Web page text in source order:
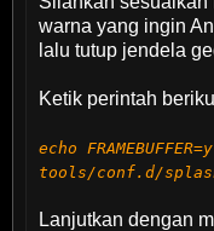
warna yang ingin
lalu tutup jendela
Ketik perintah
echo
tools/conf.d/
Lanjutkan dengan